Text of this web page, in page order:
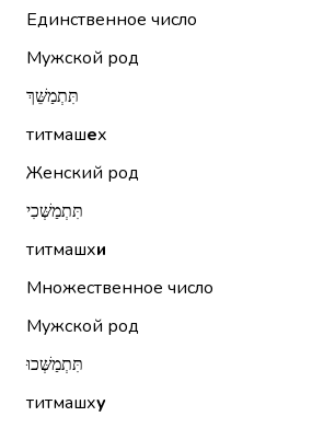
Единственное число
Мужской род
תִּתְמַשֵּׁךְ
титмашех
Женский род
תִּתְמַשְּׁכִי
титмашхи
Множественное число
Мужской род
תִּתְמַשְּׁכוּ
титмашху